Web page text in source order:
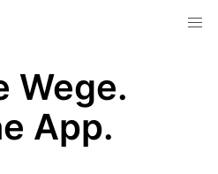
Wege.
App.